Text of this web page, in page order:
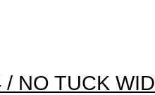
/ NO TUCK